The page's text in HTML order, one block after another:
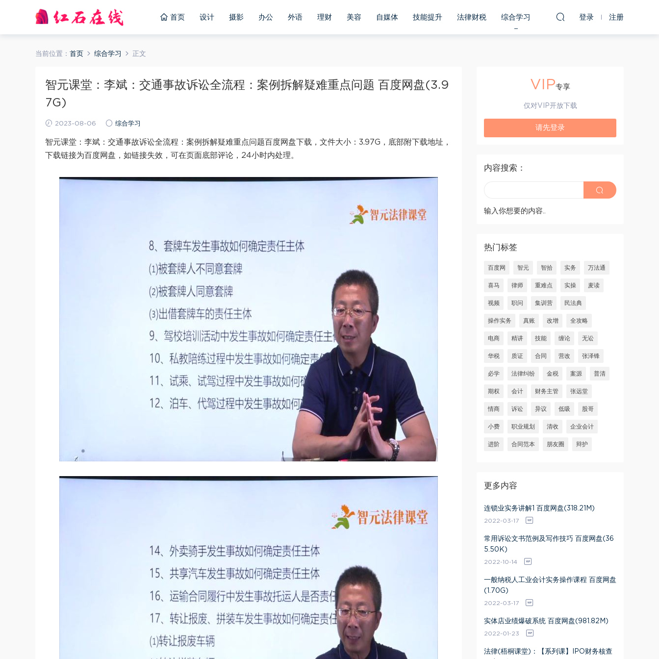
首页 设计 摄影 办公 外语 理财 美容 自媒体 技能提升 法律财税 综合学习 登录 注册
当前位置： 首页 综合学习 正文
智元课堂：李斌：交通事故诉讼全流程：案例拆解疑难重点问题 百度网盘(3.9
7G)
2023-08-06 综合学习
智元课堂：李斌：交通事故诉讼全流程：案例拆解疑难重点问题百度网盘下载，文件大小：3.97G，底部附下载地址，
下载链接为百度网盘，如链接失效，可在页面底部评论，24小时内处理。
VIP专享
仅对VIP开放下载
请先登录
内容搜索：
输入你想要的内容..
热门标签
百度网 智元 智拾 实务 万法通
喜马 律师 重难点 实操 麦读
视频 职问 集训营 民法典
操作实务 真账 改增 全攻略
电商 精讲 技能 缠论 无讼
华税 质证 合同 营改 张泽锋
必学 法律纠纷 金税 案源 普清
期权 会计 财务主管 张远堂
情商 诉讼 异议 低吸 股哥
小费 职业规划 清收 企业会计
进阶 合同范本 朋友圈 辩护
更多内容
连锁业实务讲解1 百度网盘(318.21M)
2022-03-17
常用诉讼文书范例及写作技巧 百度网盘(36
5.50K)
2022-10-14
一般纳税人工业会计实务操作课程 百度网盘
(1.70G)
2022-03-17
实体店业绩爆破系统 百度网盘(981.82M)
2022-01-23
法律(梧桐课堂)：【系列课】IPO财务核查